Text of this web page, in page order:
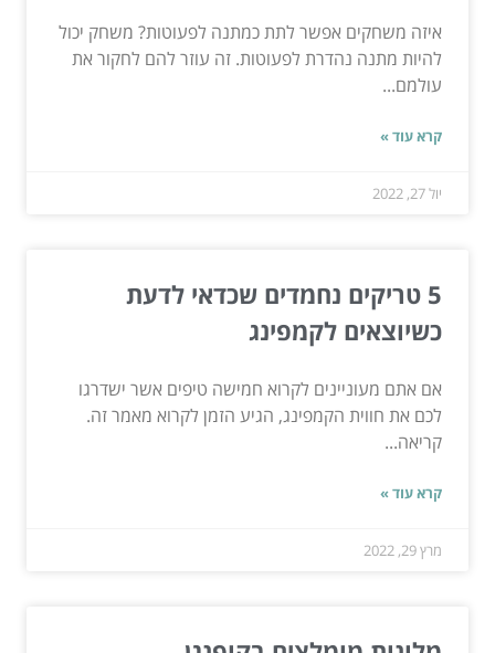
איזה משחקים אפשר לתת כמתנה לפעוטות? משחק יכול
להיות מתנה נהדרת לפעוטות. זה עוזר להם לחקור את
עולמם...
קרא עוד »
יול 27, 2022
5 טריקים נחמדים שכדאי לדעת
כשיוצאים לקמפינג
אם אתם מעוניינים לקרוא חמישה טיפים אשר ישדרגו
לכם את חווית הקמפינג, הגיע הזמן לקרוא מאמר זה.
קריאה...
קרא עוד »
מרץ 29, 2022